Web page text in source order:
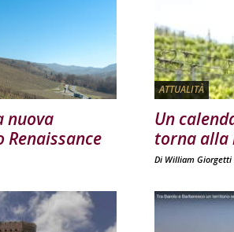
nuova
Renaissance
ATTUALITÀ
Un
torna
Di William Giorgetti